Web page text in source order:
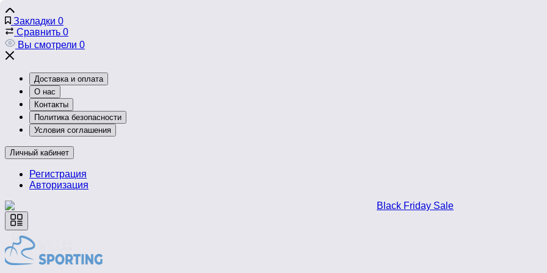
Закладки 0
Сравнить 0
Вы смотрели 0
Доставка и оплата
О нас
Контакты
Политика безопасности
Условия соглашения
Личный кабинет
Регистрация
Авторизация